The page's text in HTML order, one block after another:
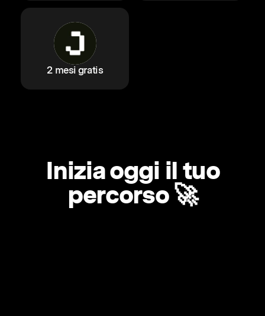
2 mesi gratis
Inizia oggi il tuo
percorso 🚀